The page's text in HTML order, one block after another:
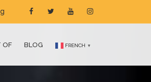
OF BLOG FRENCH ▼